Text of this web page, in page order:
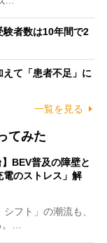
験者数は10年間で2
えて「患者不足」に
一覧を見る
てみた
BEV普及の障壁と
のストレス」解
フト」の潮流も、
…